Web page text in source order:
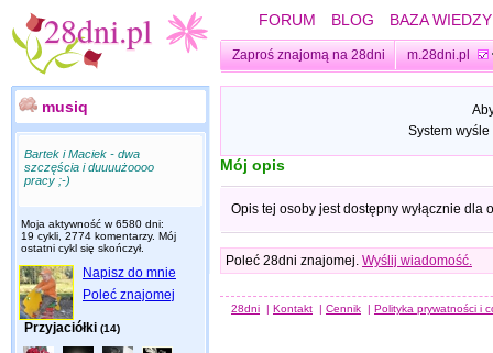
FORUM BLOG BAZA WIEDZY
Zaproś znajomą na 28dni m.28dni.pl
musiq
Bartek i Maciek - dwa
szczęścia i duuuużoooo
pracy ;-)
Moja aktywność w 6580 dni:
19 cykli, 2774 komentarzy. Mój
ostatni cykl się skończył.
Napisz do mnie
Poleć znajomej
Przyjaciółki (14)
System
Mój opis
Opis tej osoby jest dostępny wyłącznie dla
Poleć 28dni znajomej. Wyślij wiadomość.
28dni | Kontakt | Cennik | Polityka prywatności i